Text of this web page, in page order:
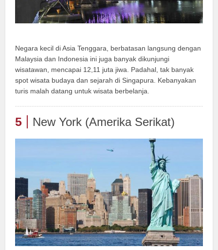
Negara kecil di Asia Tenggara, berbatasan langsung dengan
Malaysia dan Indonesia ini juga banyak dikunjungi
wisatawan, mencapai 12,11 juta jiwa. Padahal, tak banyak
spot wisata budaya dan sejarah di Singapura. Kebanyakan
turis malah datang untuk wisata berbelanja.
5 New York (Amerika Serikat)